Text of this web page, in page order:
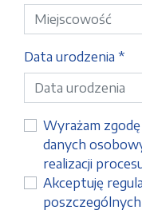
Data urodzenia *
Wyrażam
danych
realizacji
Akceptuję
poszczególnych